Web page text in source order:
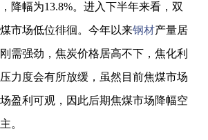
降幅为13.8%。进入下半年来看，双
市场低位徘徊。今年以来钢材产量居
需强劲，焦炭价格居高不下，焦化利
力度会有所放缓，虽然目前焦煤市场
盈利可观，因此后期焦煤市场降幅空
。